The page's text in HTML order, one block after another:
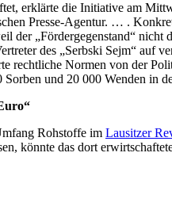
erklärte die Initiative am
Presse-Agentur. … .
„Fördergegenstand“
des „Serbski Sejm“ auf
Normen von der
Sorben und 20 000 Wenden in
Rohstoffe im Lausitzer
könnte das dort